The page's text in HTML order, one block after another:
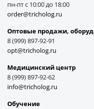
пн-пт с 10:00 до 18:00
order@tricholog.ru
Оптовые продажи,
8 (999) 897-92-91
opt@tricholog.ru
Медицинский центр
8 (999) 897-92-62
info@tricholog.ru
Обучение